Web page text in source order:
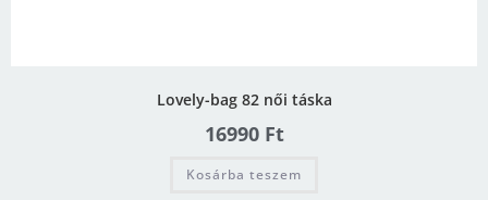
Lovely-bag 82 női táska
16990 Ft
Kosárba teszem